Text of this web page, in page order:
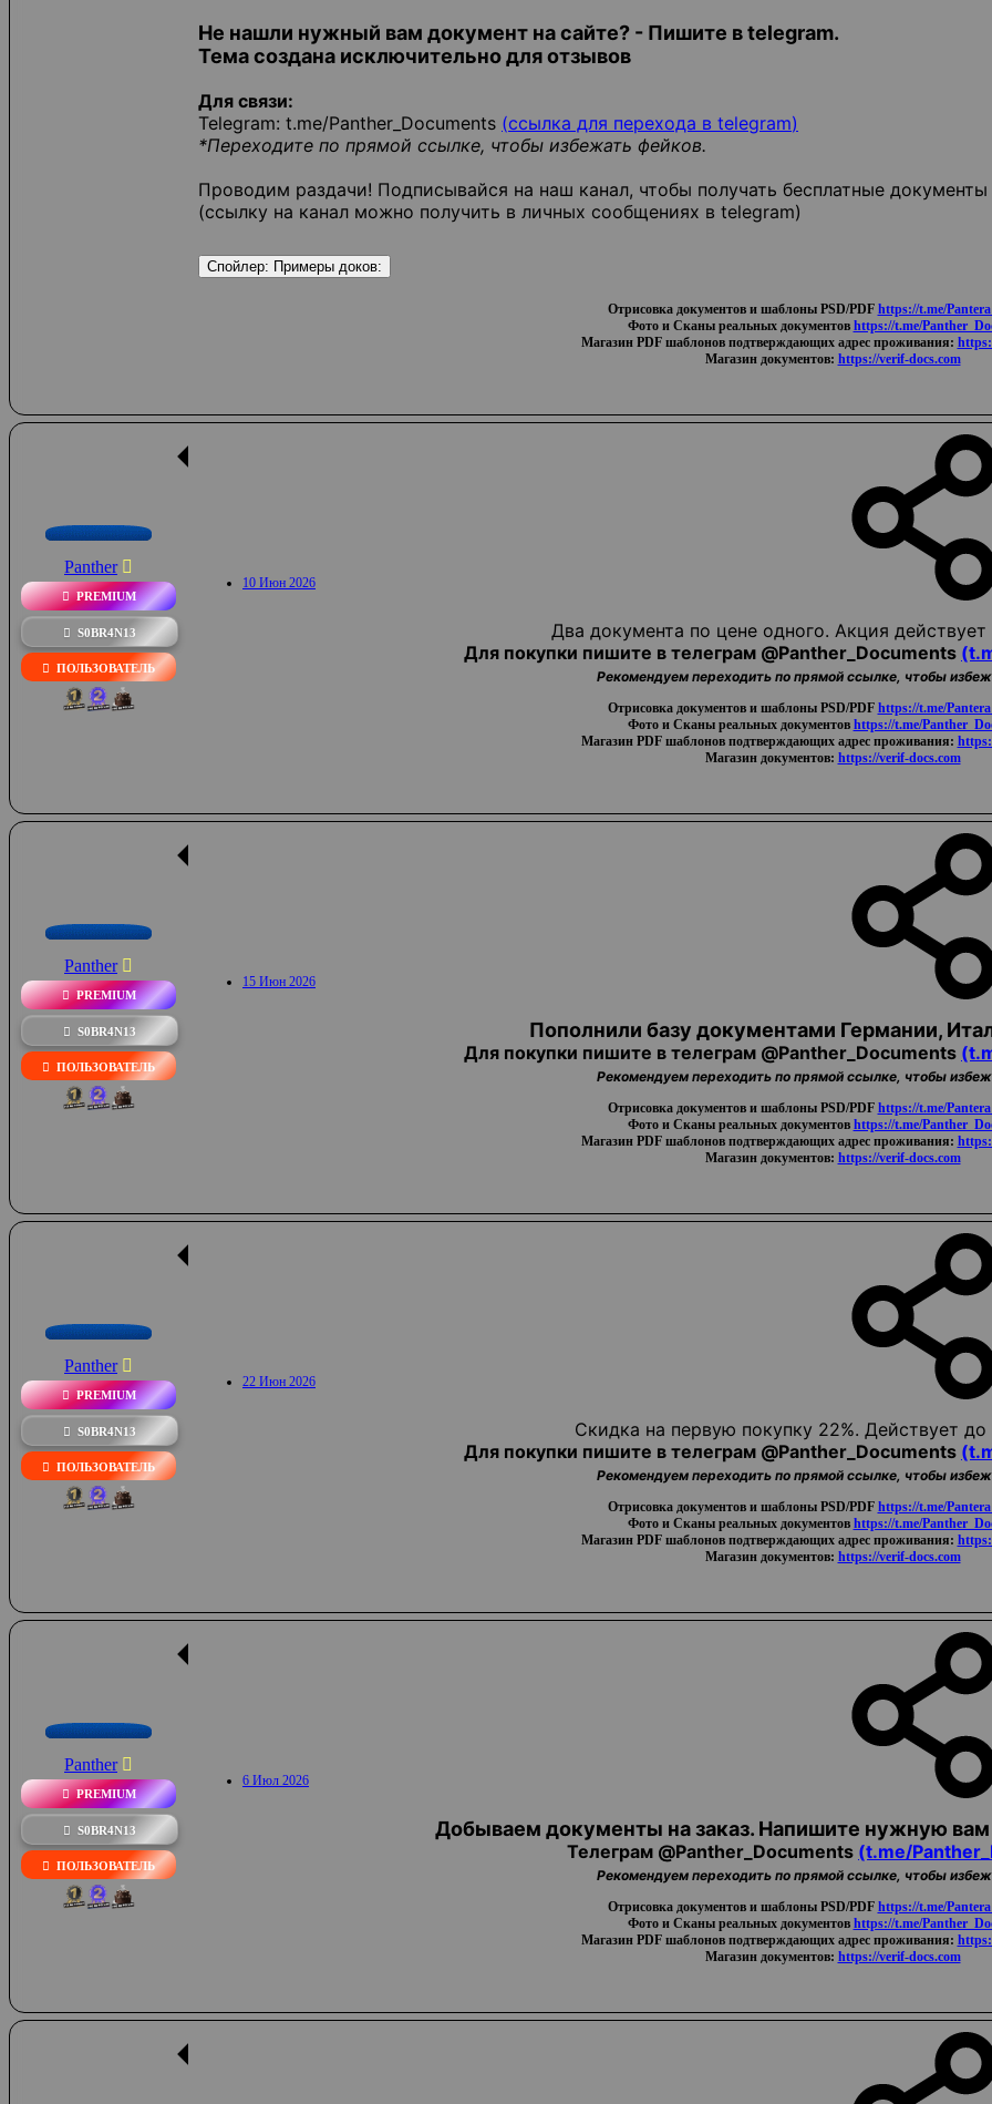
Не нашли нужный вам документ на сайте? - Пишите в telegram.
Тема создана исключительно для отзывов
Для связи:
Telegram: t.me/Panther_Documents (ссылка для перехода в telegram)
*Переходите по прямой ссылке, чтобы избежать фейков.
Проводим раздачи! Подписывайся на наш канал, чтобы получать бесплатные документы
(ссылку на канал можно получить в личных сообщениях в telegram)
Спойлер: Примеры доков:
Oтpиcoвкa документов и шаблоны PSD/PDF https://t.me/
Фото и Cкaны реальных документов https://t.me/
Магазин PDF шаблонов подтверждающих адрес проживания:
Магазин документов: https://verif-docs.com
Panther
PREMIUM
S0BR4N13
ПОЛЬЗОВАТЕЛЬ
10 Июн 2026
Два документа по цене одного. Акция действует
Для покупки пишите в телеграм @Panther_Documents
Рекомендуем переходить по прямой ссылке, чтобы
Oтpиcoвкa документов и шаблоны PSD/PDF https://t.me/
Фото и Cкaны реальных документов https://t.me/
Магазин PDF шаблонов подтверждающих адрес проживания:
Магазин документов: https://verif-docs.com
Panther
PREMIUM
S0BR4N13
ПОЛЬЗОВАТЕЛЬ
15 Июн 2026
Пополнили базу документами Германии,
Для покупки пишите в телеграм @Panther_Documents
Рекомендуем переходить по прямой ссылке, чтобы
Oтpиcoвкa документов и шаблоны PSD/PDF https://t.me/
Фото и Cкaны реальных документов https://t.me/
Магазин PDF шаблонов подтверждающих адрес проживания:
Магазин документов: https://verif-docs.com
Panther
PREMIUM
S0BR4N13
ПОЛЬЗОВАТЕЛЬ
22 Июн 2026
Скидка на первую покупку 22%. Действует
Для покупки пишите в телеграм @Panther_Documents
Рекомендуем переходить по прямой ссылке, чтобы
Oтpиcoвкa документов и шаблоны PSD/PDF https://t.me/
Фото и Cкaны реальных документов https://t.me/
Магазин PDF шаблонов подтверждающих адрес проживания:
Магазин документов: https://verif-docs.com
Panther
PREMIUM
S0BR4N13
ПОЛЬЗОВАТЕЛЬ
6 Июл 2026
Добываем документы на заказ. Напишите нужную вам
Телеграм @Panther_Documents (t.me/
Рекомендуем переходить по прямой ссылке, чтобы
Oтpиcoвкa документов и шаблоны PSD/PDF https://t.me/
Фото и Cкaны реальных документов https://t.me/
Магазин PDF шаблонов подтверждающих адрес проживания:
Магазин документов: https://verif-docs.com